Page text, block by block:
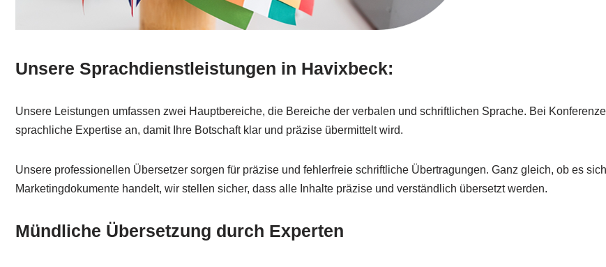
Unsere Sprachdienstleistungen in Havixbeck:
Unsere Leistungen umfassen zwei Hauptbereiche, die Bereiche der verbalen und schriftlichen Sprache. Bei
sprachliche Expertise an, damit Ihre Botschaft klar und präzise übermittelt wird.
Unsere professionellen Übersetzer sorgen für präzise und fehlerfreie schriftliche Übertragungen. Ganz gleich, ob es
Marketingdokumente handelt, wir stellen sicher, dass alle Inhalte präzise und verständlich übersetzt werden.
Mündliche Übersetzung durch Experten